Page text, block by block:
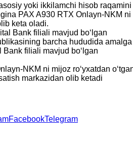
yoki ikkilamchi hisob raqamini
PAX A930 RTX Onlayn-NKM ni
keta oladi.
Bank filiali mavjud boʻlgan
barcha hududida amalga
filiali mavjud boʻlgan
NKM ni mijoz roʻyxatdan
markazidan olib ketadi
FacebookTelegram